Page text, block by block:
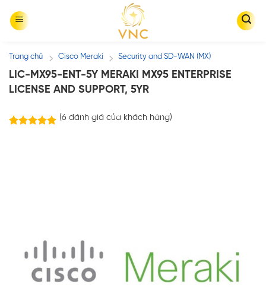
Trang chủ / Cisco Meraki / Security and SD-WAN (MX)
LIC-MX95-ENT-5Y MERAKI MX95 ENTERPRISE
LICENSE AND SUPPORT, 5YR
(6đánh giá của khách hàng)